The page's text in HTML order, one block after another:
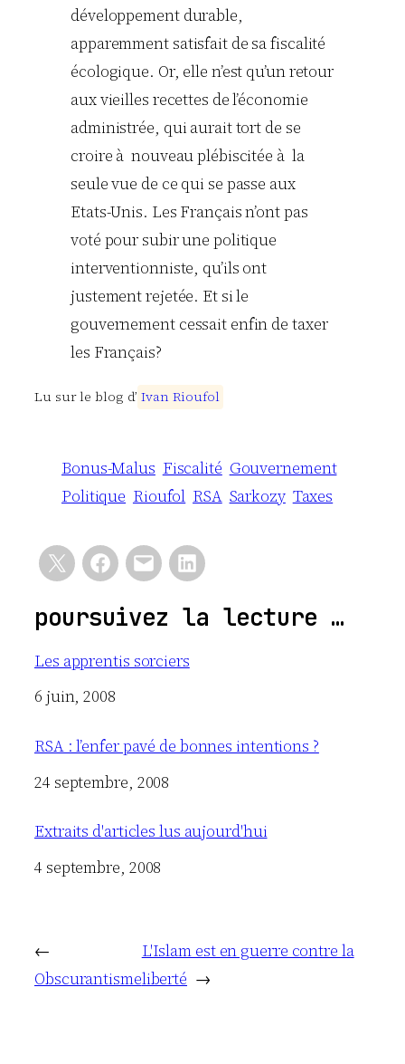
développement durable,
apparemment satisfait de sa fiscalité
écologique. Or, elle n’est qu’un retour
aux vieilles recettes de l’économie
administrée, qui aurait tort de se
croire à nouveau plébiscitée à la
seule vue de ce qui se passe aux
Etats-Unis. Les Français n’ont pas
voté pour subir une politique
interventionniste, qu’ils ont
justement rejetée. Et si le
gouvernement cessait enfin de taxer
les Français?
Lu sur le blog d’ Ivan Rioufol
Bonus-Malus Fiscalité Gouvernement
Politique Rioufol RSA Sarkozy Taxes
poursuivez la lecture …
Les apprentis sorciers
Date
6 juin, 2008
RSA : l’enfer pavé de bonnes intentions ?
Date
24 septembre, 2008
Extraits d'articles lus aujourd'hui
Date
4 septembre, 2008
←
Obscurantisme
L'Islam est en guerre contre la
liberté →